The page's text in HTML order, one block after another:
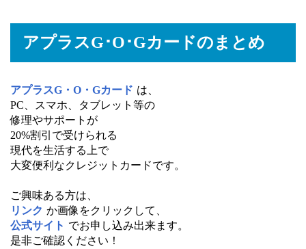
アプラスG･O･Gカードのまとめ
アプラスG・O・Gカード は、
PC、スマホ、タブレット等の
修理やサポートが
20%割引で受けられる
現代を生活する上で
大変便利なクレジットカードです。
ご興味ある方は、
リンク か画像をクリックして、
公式サイト でお申し込み出来ます。
是非ご確認ください！